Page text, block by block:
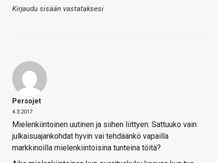
Kirjaudu sisään vastataksesi
Persojet
4.3.2017
Mielenkiintoinen uutinen ja siihen liittyen: Sattuuko vain
julkaisuajankohdat hyvin vai tehdäänkö vapailla
markkinoilla mielenkiintoisina tunteina töitä?